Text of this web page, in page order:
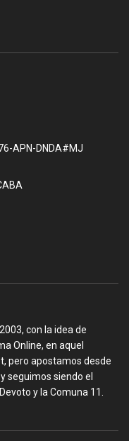
APN-DNDA#MJ
con la idea de
Online, en aquel
pero apostamos desde
seguimos siendo el
y la Comuna 11.